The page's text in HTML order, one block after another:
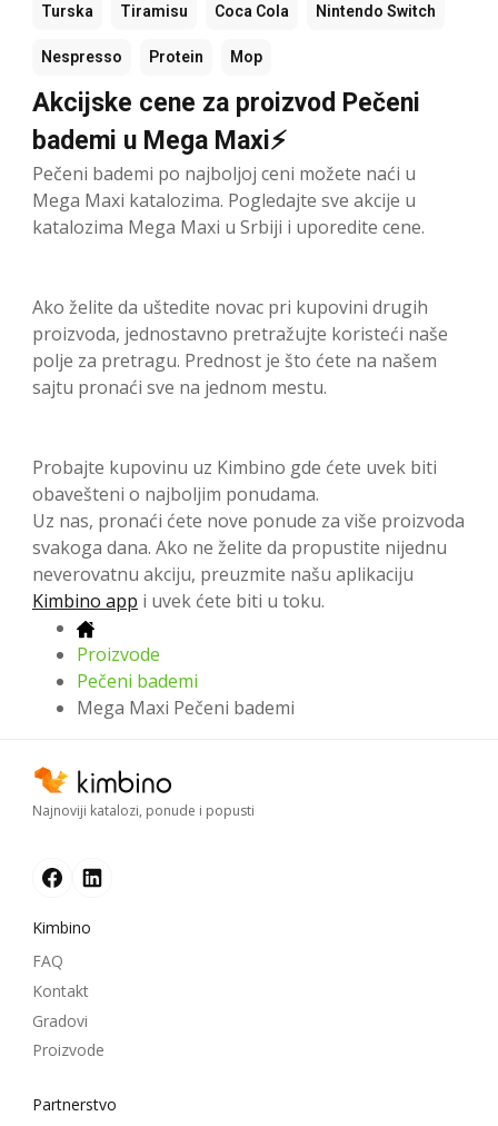
Turska Tiramisu Coca Cola Nintendo Switch
Nespresso Protein Mop
Akcijske cene za proizvod Pečeni
bademi u Mega Maxi⚡
Pečeni bademi po najboljoj ceni možete naći u
Mega Maxi katalozima. Pogledajte sve akcije u
katalozima Mega Maxi u Srbiji i uporedite cene.
Ako želite da uštedite novac pri kupovini drugih
proizvoda, jednostavno pretražujte koristeći naše
polje za pretragu. Prednost je što ćete na našem
sajtu pronaći sve na jednom mestu.
Probajte kupovinu uz Kimbino gde ćete uvek biti
obavešteni o najboljim ponudama.
Uz nas, pronaći ćete nove ponude za više proizvoda
svakoga dana. Ako ne želite da propustite nijednu
neverovatnu akciju, preuzmite našu aplikaciju
Kimbino app i uvek ćete biti u toku.
Proizvode
Pečeni bademi
Mega Maxi Pečeni bademi
Najnoviji katalozi, ponude i popusti
Kimbino
FAQ
Kontakt
Gradovi
Proizvode
Partnerstvo